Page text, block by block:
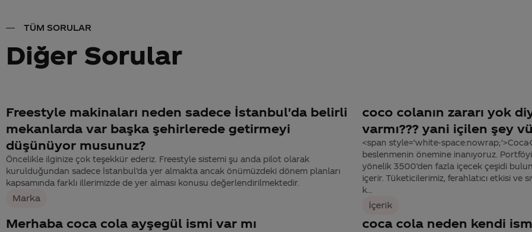
TÜM SORULAR
Diğer Sorular
Freestyle makinaları neden sadece İstanbul'da belirli
mekanlarda var başka şehirlerede getirmeyi
düşünüyor musunuz?
Öncelikle ilginize çok teşekkür ederiz. Freestyle sistemi şu anda pilot olarak
kurulduğundan sadece İstanbul’da yer almakta ancak önümüzdeki dönem planları
kapsamında farklı illerimizde de yer alması konusu değerlendirilmektedir.
Marka
coco colanın zararı yok
varmı??? yani içilen şey
<span style='white-
beslenmenin önemine inanıyoruz.
yönelik 3500’den fazla içecek çeşidi
içerir. Tüketicilerimiz, ferahlatıcı etkisi ve
k...
İçerik
Merhaba coca cola ayşegül ismi var mı
coca cola neden kendi